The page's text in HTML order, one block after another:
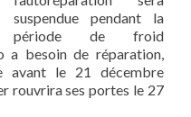
suspendue pendant la
période de froid
a besoin de réparation,
avant le 21 décembre
rouvrira ses portes le 27